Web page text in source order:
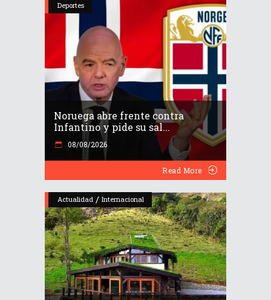
Deportes
Noruega abre frente contra
Infantino y pide su sal...
08/08/2026
Read More
Actualidad / Internacional